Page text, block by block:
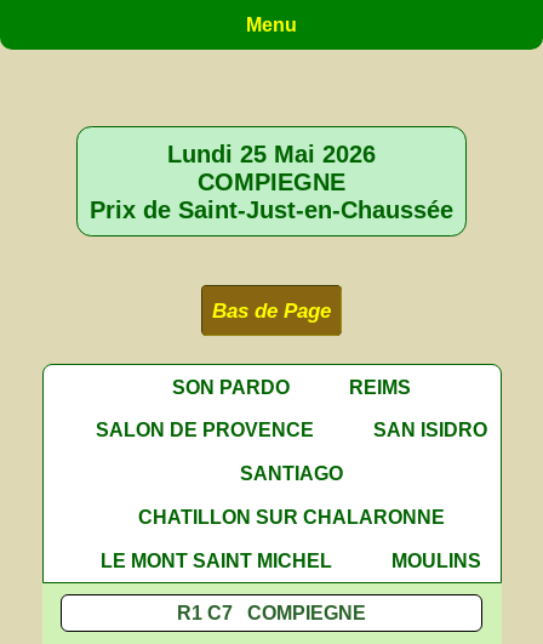
Menu
Lundi 25 Mai 2026
COMPIEGNE
Prix de Saint-Just-en-Chaussée
Bas de Page
SON PARDO
REIMS
SALON DE PROVENCE
SAN ISIDRO
SANTIAGO
CHATILLON SUR CHALARONNE
LE MONT SAINT MICHEL
MOULINS
R1 C7 COMPIEGNE